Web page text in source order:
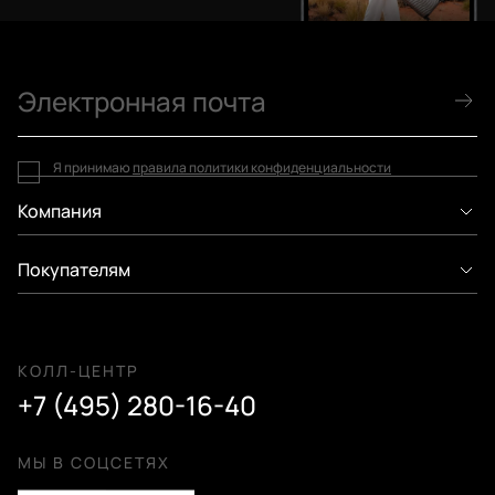
Компания
Покупателям
КОЛЛ-ЦЕНТР
+7 (495) 280-16-40
МЫ В СОЦСЕТЯХ
Я принимаю правила политики конфиденциальности